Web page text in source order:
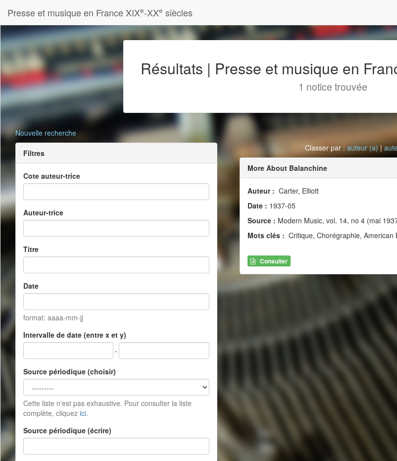
Presse et musique en France XIXe-XXe siècles
Résultats | Presse et musique en
1 notice trouvée
Nouvelle recherche
Filtres
Cote auteur-trice
Auteur-trice
Titre
Date
format: aaaa-mm-jj
Intervalle de date (entre x et y)
-
Source périodique (choisir)
Cette liste n'est pas exhaustive. Pour consulter la liste
complète, cliquez ici.
Source périodique (écrire)
Classer par :auteur (a)|
More About Balanchine
Auteur : Carter, Elliott
Date : 1937-05
Source : Modern Music, vol. 14, no 4 (mai
Mots clés : Critique, Chorégraphie, American
Consulter